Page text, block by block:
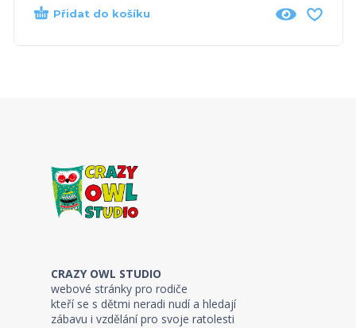
Přidat do košíku
CRAZY OWL STUDIO
webové stránky pro rodiče
kteří se s dětmi neradi nudí a hledají
zábavu i vzdělání pro svoje ratolesti